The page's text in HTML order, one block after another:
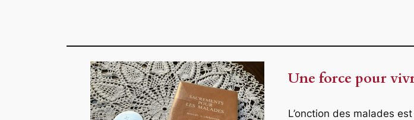
Une force pour
L’onction des malades